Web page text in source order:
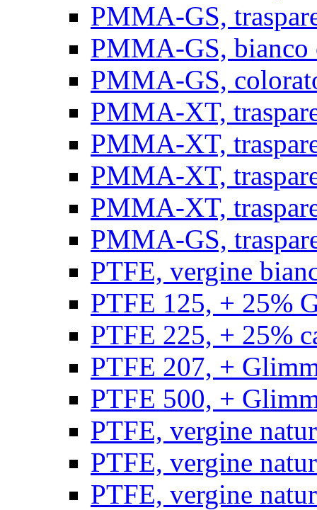
PMMA-GS,
PMMA-GS, bianco
PMMA-GS,
PMMA-XT,
PMMA-XT,
PMMA-XT,
PMMA-XT,
PMMA-GS,
PTFE, vergine
PTFE 125, + 25%
PTFE 225, + 25%
PTFE 207, +
PTFE 500, +
PTFE, vergine
PTFE, vergine
PTFE, vergine